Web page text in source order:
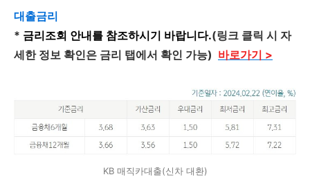
대출금리
* 금리조회 안내를 참조하시기 바랍니다.(링크 클릭 시 자
세한 정보 확인은 금리 탭에서 확인 가능) 바로가기 >
KB 매직카대출(신차 대환)